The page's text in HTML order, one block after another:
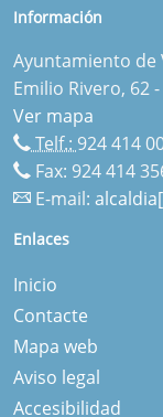
Información
Ayuntamiento de
Emilio Rivero, 62
Ver mapa
Telf.: 924 414
Fax: 924 414
E-mail:
Enlaces
Inicio
Contacte
Mapa web
Aviso legal
Accesibilidad